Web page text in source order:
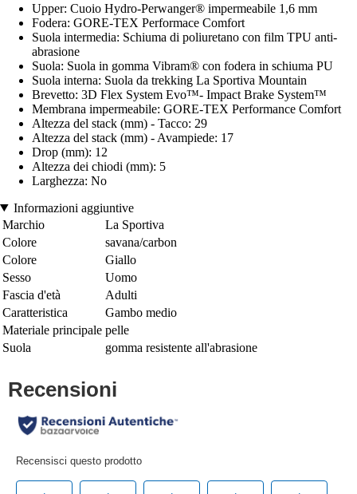
Upper: Cuoio Hydro-Perwanger® impermeabile 1,6 mm
Fodera: GORE-TEX Performace Comfort
Suola intermedia: Schiuma di poliuretano con film TPU anti-
abrasione
Suola: Suola in gomma Vibram® con fodera in schiuma PU
Suola interna: Suola da trekking La Sportiva Mountain
Brevetto: 3D Flex System Evo™- Impact Brake System™
Membrana impermeabile: GORE-TEX Performance Comfort
Altezza del stack (mm) - Tacco: 29
Altezza del stack (mm) - Avampiede: 17
Drop (mm): 12
Altezza dei chiodi (mm): 5
Larghezza: No
Informazioni aggiuntive
Marchio
La Sportiva
Colore
savana/carbon
Colore
Giallo
Sesso
Uomo
Fascia d'età
Adulti
Caratteristica
Gambo medio
Materiale principale pelle
Suola
gomma resistente all'abrasione